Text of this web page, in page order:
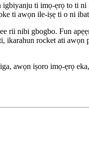
igbiyanju ti imọ-ẹrọ to ti
ti awọn ile-iṣẹ ti o ni
rii nibi gbogbo. Fun
ikarahun rocket ati
awọn iṣoro imọ-ẹrọ